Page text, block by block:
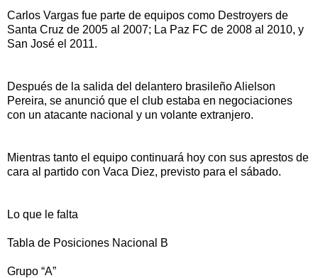
Carlos Vargas fue parte de equipos como Destroyers de
Santa Cruz de 2005 al 2007; La Paz FC de 2008 al 2010, y
San José el 2011.
Después de la salida del delantero brasileño Alielson
Pereira, se anunció que el club estaba en negociaciones
con un atacante nacional y un volante extranjero.
Mientras tanto el equipo continuará hoy con sus aprestos de
cara al partido con Vaca Diez, previsto para el sábado.
Lo que le falta
Tabla de Posiciones Nacional B
Grupo “A”